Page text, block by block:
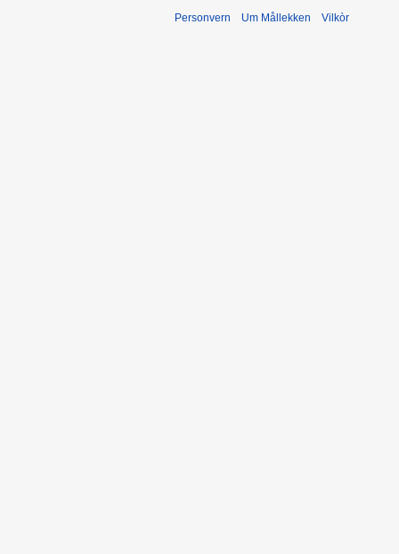
Personvern Um Mållekken Vilkòr